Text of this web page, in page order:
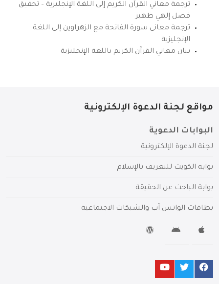
ترجمة معاني القرآن الكريم إلى اللغة الإنجليزية – تحقيق
فضل إلهي ظهير
ترجمة معاني سورة الفاتحة مع الزهراوين إلى اللغة
الإنجليزية
بيان معاني القرآن الكريم باللغة الإنجليزية
مواقع لجنة الدعوة الإلكترونية
البوابات الدعوية
لجنة الدعوة الإلكترونية
بوابة الكويت للتعريف بالإسلام
بوابة الباحث عن الحقيقة
بطاقات الواتس آب والشبكات الاجتماعية